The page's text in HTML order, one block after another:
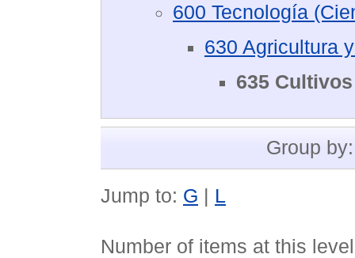
600 Tecnología
630 Agricultura
635
Group
Jump to: G | L
Number of items at this